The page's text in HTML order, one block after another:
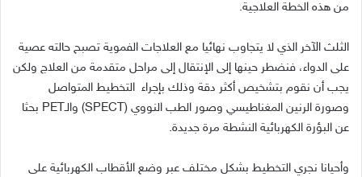
من هذه الخطة العلاجية.
الثلث الآخر الذي لا يتجاوب نهائيا مع العلاجات الفموية تصبح حالته عصية
على الدواء، فنضطر حينها إلى الإنتقال إلى مراحل متقدمة من العلاج ولكن
يجب أن نقوم بتشخيص أكثر دقة وذلك بإجراء التخطيط المتواصل
وصورة الرنين المغناطيسي وصور الطب النووي (SPECT) والـPET بحثا
عن البؤرة الكهربائية النشطة مرة جديدة.
وأحيانا نجري التخطيط بشكل مختلف عبر وضع الأقطاب الكهربائية على